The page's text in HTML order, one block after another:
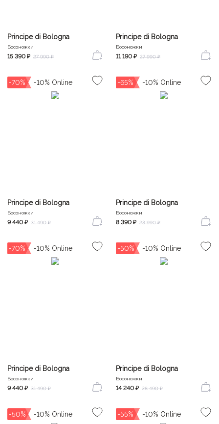
Principe di Bologna
Босоножки
15 390 ₽ 27 990 ₽
Principe di Bologna
Босоножки
11 190 ₽ 27 990 ₽
-70%
Principe di Bologna
Босоножки
9 440 ₽ 31 490 ₽
-65%
Principe di Bologna
Босоножки
8 390 ₽ 23 990 ₽
-70%
Principe di Bologna
Босоножки
9 440 ₽ 31 490 ₽
-50%
Principe di Bologna
Босоножки
14 240 ₽ 28 490 ₽
-50% -55%